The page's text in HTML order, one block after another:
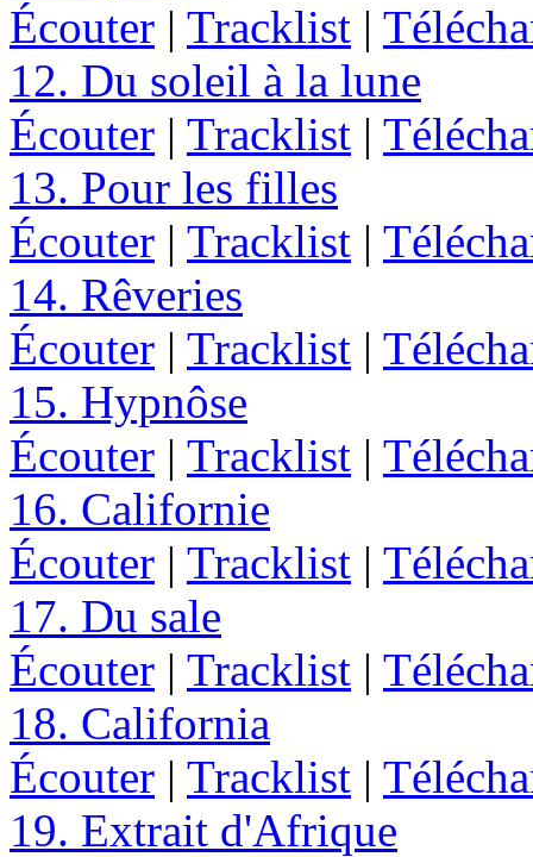
Écouter | Tracklist |
12. Du soleil à la lune
Écouter | Tracklist |
13. Pour les filles
Écouter | Tracklist |
14. Rêveries
Écouter | Tracklist |
15. Hypnôse
Écouter | Tracklist |
16. Californie
Écouter | Tracklist |
17. Du sale
Écouter | Tracklist |
18. California
Écouter | Tracklist |
19. Extrait d'Afrique